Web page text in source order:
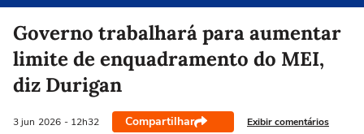
Governo trabalhará para aumentar
limite de enquadramento do MEI,
diz Durigan
3 jun 2026 - 12h32 Compartilhar Exibir comentários